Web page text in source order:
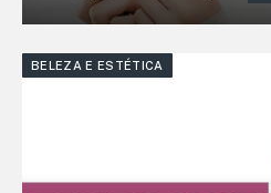
BELEZA E ESTÉTICA